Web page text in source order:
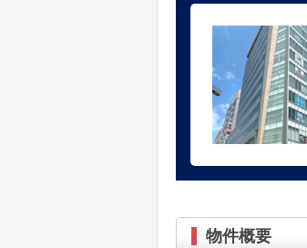
物件概要